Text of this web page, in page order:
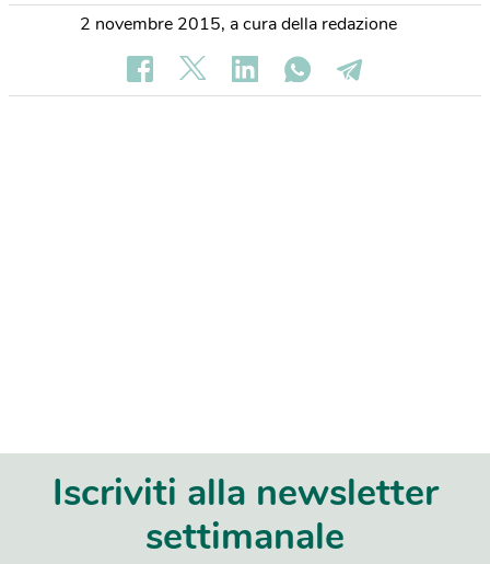
2 novembre 2015, a cura della redazione
Iscriviti alla newsletter
settimanale